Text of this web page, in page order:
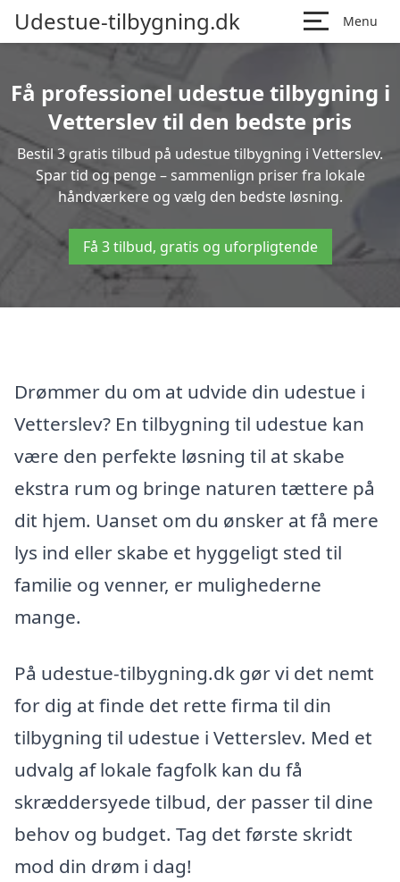
Udestue-tilbygning.dk Menu
Få professionel udestue tilbygning i
Vetterslev til den bedste pris
Bestil 3 gratis tilbud på udestue tilbygning i Vetterslev.
Spar tid og penge – sammenlign priser fra lokale
håndværkere og vælg den bedste løsning.
Få 3 tilbud, gratis og uforpligtende
Drømmer du om at udvide din udestue i
Vetterslev? En tilbygning til udestue kan
være den perfekte løsning til at skabe
ekstra rum og bringe naturen tættere på
dit hjem. Uanset om du ønsker at få mere
lys ind eller skabe et hyggeligt sted til
familie og venner, er mulighederne
mange.
På udestue-tilbygning.dk gør vi det nemt
for dig at finde det rette firma til din
tilbygning til udestue i Vetterslev. Med et
udvalg af lokale fagfolk kan du få
skræddersyede tilbud, der passer til dine
behov og budget. Tag det første skridt
mod din drøm i dag!